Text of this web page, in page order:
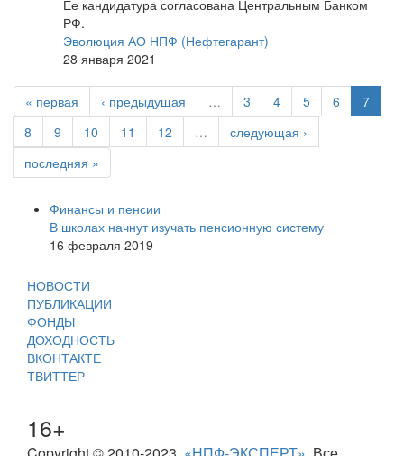
Ее кандидатура согласована Центральным Банком
РФ.
Эволюция АО НПФ (Нефтегарант)
28 января 2021
« первая ‹ предыдущая … 3 4 5 6
7
8
9 10 11 12 …
следующая ›
последняя »
Финансы и пенсии
В школах начнут изучать пенсионную систему
16 февраля 2019
НОВОСТИ
ПУБЛИКАЦИИ
ФОНДЫ
ДОХОДНОСТЬ
ВКОНТАКТЕ
ТВИТТЕР
16+